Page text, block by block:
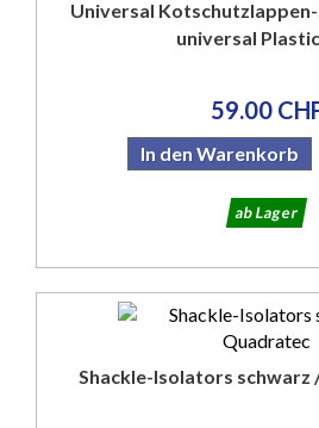
Universal
universal
59.00
In den Warenkorb
ab Lager
Shackle-Isolators